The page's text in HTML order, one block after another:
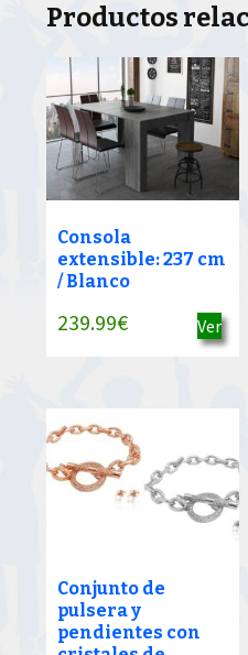
Productos
Consola
extensible: 237 cm
/ Blanco
239.99€ Ver
Conjunto de
pulsera y
pendientes con